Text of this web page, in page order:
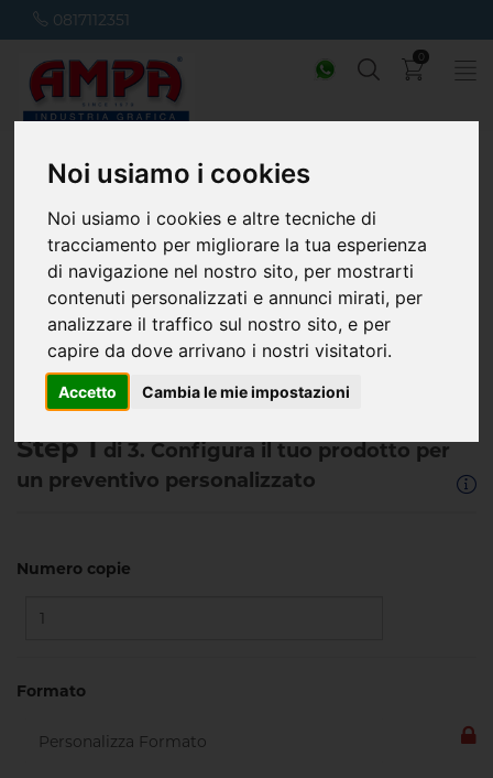
Noi usiamo i cookies
Noi usiamo i cookies e altre tecniche di
tracciamento per migliorare la tua esperienza
di navigazione nel nostro sito, per mostrarti
contenuti personalizzati e annunci mirati, per
analizzare il traffico sul nostro sito, e per
capire da dove arrivano i nostri visitatori.
Accetto Cambia le mie impostazioni
0817112351
0
Home Stampa Etichette Etichette Adesive
Step 1 di 3. Configura il tuo prodotto per
un preventivo personalizzato
Numero copie
Formato